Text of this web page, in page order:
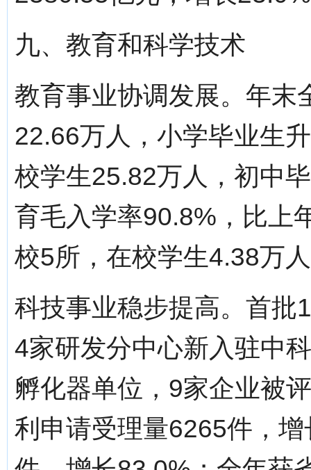
九、教育和科学技术
教育事业协调发展。年末
22.66万人，小学毕业生
校学生25.82万人，初中
育毛入学率90.8%，比上
校5所，在校学生4.38万
科技事业稳步提高。首批
4家研发分中心新入驻中
孵化器单位，9家企业被
利申请受理量6265件，